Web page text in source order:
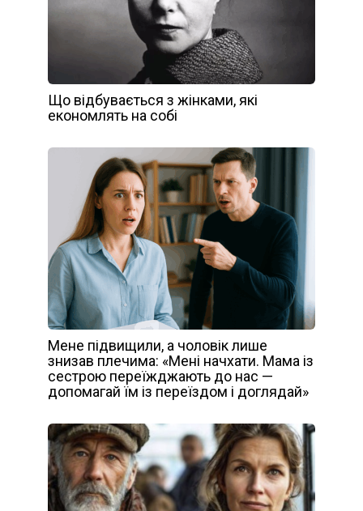
Що відбувається з жінками, які
економлять на собі
Мене підвищили, а чоловік лише
знизав плечима: «Мені начхати. Мама із
сестрою переїжджають до нас —
допомагай їм із переїздом і доглядай»